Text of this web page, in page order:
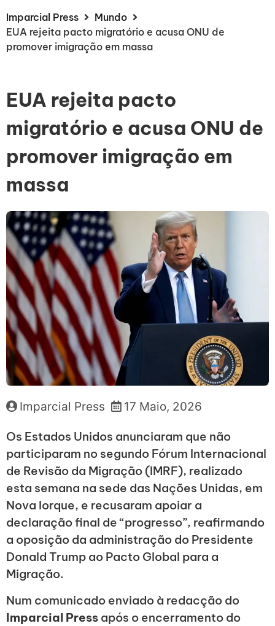
Imparcial Press
Mundo
EUA rejeita pacto migratório e acusa ONU de
promover imigração em massa
EUA rejeita pacto
migratório e acusa ONU de
promover imigração em
massa
Imparcial Press 17 Maio, 2026
Os Estados Unidos anunciaram que não
participaram no segundo Fórum Internacional
de Revisão da Migração (IMRF), realizado
esta semana na sede das Nações Unidas, em
Nova Iorque, e recusaram apoiar a
declaração final de “progresso”, reafirmando
a oposição da administração do Presidente
Donald Trump ao Pacto Global para a
Migração.
Num comunicado enviado à redacção do
Imparcial Press após o encerramento do